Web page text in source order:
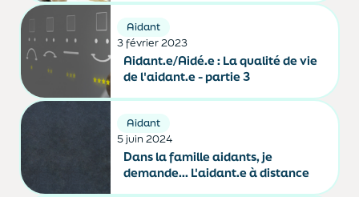
partenaire bien-être idéal. Zoom sur
une pratique complète, validée par les
médecins, pour bouger sans quitter la
maison.
Aidant
3 février 2023
Aidant.e/Aidé.e : La qualité de vie
de l'aidant.e - partie 3
Aidant
5 juin 2024
Dans la famille aidants, je
demande... L'aidant.e à distance